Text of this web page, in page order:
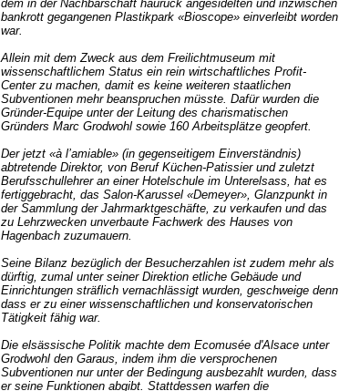
dem in der Nachbarschaft hauruck angesidelten und inzwischen
bankrott gegangenen Plastikpark «Bioscope» einverleibt worden
war.
Allein mit dem Zweck aus dem Freilichtmuseum mit
wissenschaftlichem Status ein rein wirtschaftliches Profit-
Center zu machen, damit es keine weiteren staatlichen
Subventionen mehr beanspruchen müsste. Dafür wurden die
Gründer-Equipe unter der Leitung des charismatischen
Gründers Marc Grodwohl sowie 160 Arbeitsplätze geopfert.
Der jetzt «à l’amiable» (in gegenseitigem Einverständnis)
abtretende Direktor, von Beruf Küchen-Patissier und zuletzt
Berufsschullehrer an einer Hotelschule im Unterelsass, hat es
fertiggebracht, das Salon-Karussel «Demeyer», Glanzpunkt in
der Sammlung der Jahrmarktgeschäfte, zu verkaufen und das
zu Lehrzwecken unverbaute Fachwerk des Hauses von
Hagenbach zuzumauern.
Seine Bilanz bezüglich der Besucherzahlen ist zudem mehr als
dürftig, zumal unter seiner Direktion etliche Gebäude und
Einrichtungen sträflich vernachlässigt wurden, geschweige denn
dass er zu einer wissenschaftlichen und konservatorischen
Tätigkeit fähig war.
Die elsässische Politik machte dem Ecomusée d'Alsace unter
Grodwohl den Garaus, indem ihm die versprochenen
Subventionen nur unter der Bedingung ausbezahlt wurden, dass
er seine Funktionen abgibt. Stattdessen warfen die